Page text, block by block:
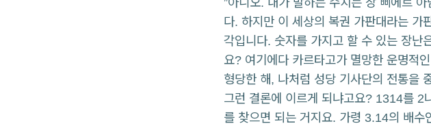
다. 하지만 이 세상의 복권 가판대라는 가
각입니다. 숫자를 가지고 할 수 있는 장난
요? 여기에다 카르타고가 멸망한 운명적
형당한 해, 나처럼 성당 기사단의 전통을
그런 결론에 이르게 되냐고요? 1314를 2
를 찾으면 되는 거지요. 가령 3.14의 배